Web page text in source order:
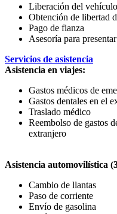
Liberación del vehículo
Obtención de libertad
Pago de fianza
Asesoría para
Servicios de asistencia
Asistencia en viajes:
Gastos médicos de
Gastos dentales en el
Traslado médico
Reembolso de gastos
extranjero
Asistencia automovilística
Cambio de llantas
Paso de corriente
Envío de gasolina